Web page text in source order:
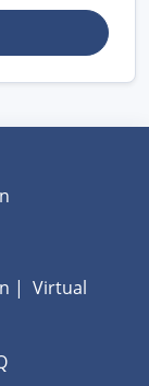
| Virtual